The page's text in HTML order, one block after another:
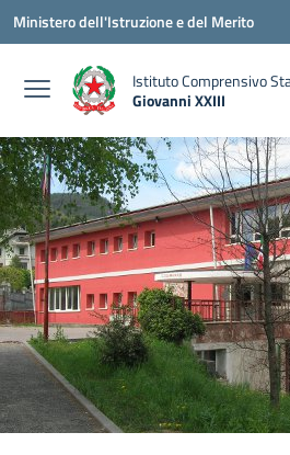
Vai ai contenuti
Vai al menu di navigazione
Vai al footer
Ministero dell'Istruzione e del Merito
Istituto Comprensivo
Giovanni XXIII